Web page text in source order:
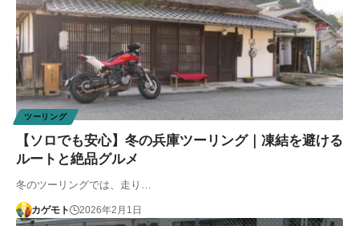
ツーリング
【ソロでも安心】冬の兵庫ツーリング｜凍結を避ける
ルートと絶品グルメ
冬のツーリングでは、走り…
カゲモト 2026年2月1日